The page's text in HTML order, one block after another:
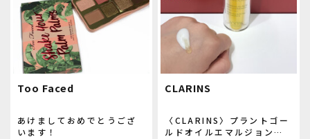
Too Faced
あけましておめでとうござ
います！
CLARINS
〈CLARINS〉プラントゴー
ルドオイルエマルジョン・